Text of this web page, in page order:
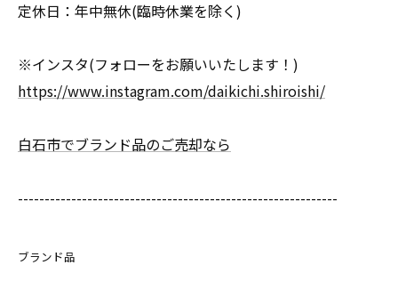
定休日：年中無休(臨時休業を除く)
※インスタ(フォローをお願いいたします！)
https://www.instagram.com/daikichi.shiroishi/
白石市でブランド品のご売却なら
------------------------------------------------------------
ブランド品